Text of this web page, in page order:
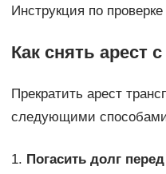
Инструкция по
Как снять арест
Прекратить арест
следующими
1. Погасить долг